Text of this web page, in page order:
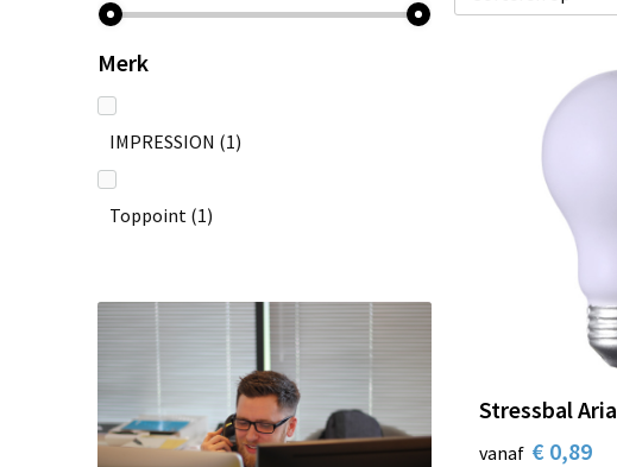
Merk
IMPRESSION (1)
Toppoint (1)
Stressbal
vanaf € 0,89